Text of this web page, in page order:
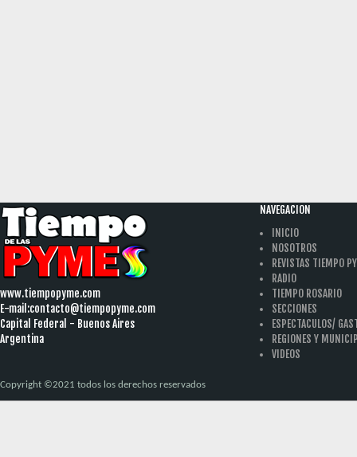
www.tiempopyme.com
E-mail:contacto@tiempopyme.com
Capital Federal - Buenos Aires
Argentina
NAVEGACION
INICIO
NOSOTROS
REVISTAS TIEMPO
RADIO
TIEMPO ROSARIO
SECCIONES
ESPECTACULOS/
REGIONES Y
VIDEOS
Copyright ©2021 todos los derechos reservados